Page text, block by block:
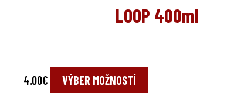
LOOP 400ml
4.00€ VÝBER MOŽNOSTÍ